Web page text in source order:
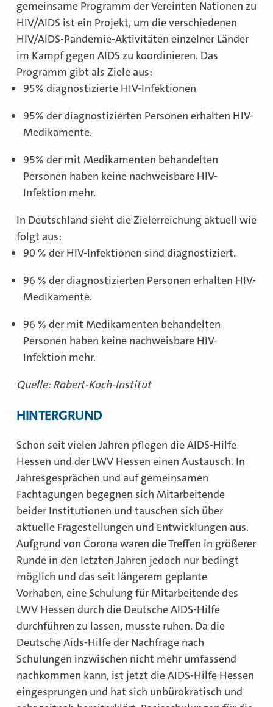
gemeinsame Programm der Vereinten Nationen zu
HIV/AIDS ist ein Projekt, um die verschiedenen
HIV/AIDS-Pandemie-Aktivitäten einzelner Länder
im Kampf gegen AIDS zu koordinieren. Das
Programm gibt als Ziele aus:
95% diagnostizierte HIV-Infektionen
95% der diagnostizierten Personen erhalten HIV-
Medikamente.
95% der mit Medikamenten behandelten
Personen haben keine nachweisbare HIV-
Infektion mehr.
In Deutschland sieht die Zielerreichung aktuell wie
folgt aus:
90 % der HIV-Infektionen sind diagnostiziert.
96 % der diagnostizierten Personen erhalten HIV-
Medikamente.
96 % der mit Medikamenten behandelten
Personen haben keine nachweisbare HIV-
Infektion mehr.
Quelle: Robert-Koch-Institut
HINTERGRUND
Schon seit vielen Jahren pflegen die AIDS-Hilfe
Hessen und der LWV Hessen einen Austausch. In
Jahresgesprächen und auf gemeinsamen
Fachtagungen begegnen sich Mitarbeitende
beider Institutionen und tauschen sich über
aktuelle Fragestellungen und Entwicklungen aus.
Aufgrund von Corona waren die Treffen in größerer
Runde in den letzten Jahren jedoch nur bedingt
möglich und das seit längerem geplante
Vorhaben, eine Schulung für Mitarbeitende des
LWV Hessen durch die Deutsche AIDS-Hilfe
durchführen zu lassen, musste ruhen. Da die
Deutsche Aids-Hilfe der Nachfrage nach
Schulungen inzwischen nicht mehr umfassend
nachkommen kann, ist jetzt die AIDS-Hilfe Hessen
eingesprungen und hat sich unbürokratisch und